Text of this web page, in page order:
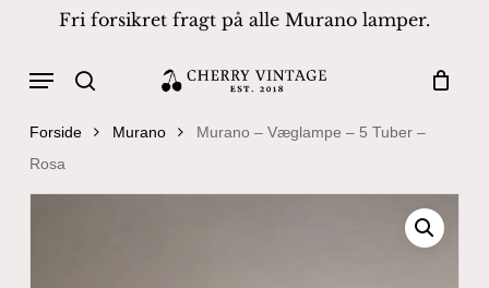
content
Fri forsikret fragt på alle Murano lamper.
Productssearch
Menu
Forside Murano
Murano – Væglampe – 5 Tuber –
Rosa